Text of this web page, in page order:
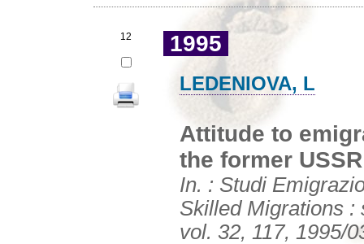
12 1995
LEDENIOVA, L
Attitude to
the former USSR
In. : Studi
Skilled Migrations :
vol. 32, 117, 1995/